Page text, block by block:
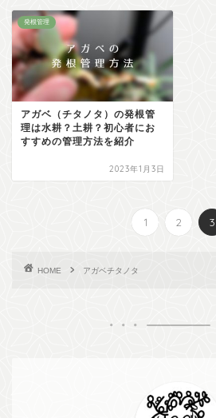
発根管理
アガベ（チタノタ）の発根管
理は水耕？土耕？初心者にお
すすめの管理方法を紹介
2023年1月3日
1 2 3
HOME アガベチタノタ